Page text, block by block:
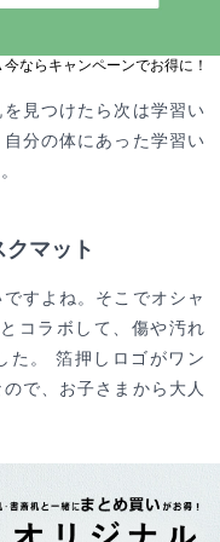
ならキャンペーンでお得に！
見つけたら次は学習い
分の体にあった学習い
マット
すよね。そこでオシャ
コラボして、傷や汚れ
た。 箔押しロゴがワン
で、お子さまから大人